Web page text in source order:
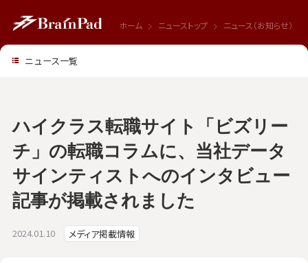
ホーム ニューストップ ニュース（お知らせ）
2024.01.10 メディア掲載情報
ハイクラス転職サイト「ビズリー
チ」の転職コラムに、当社データ
サインティストへのインタビュー
記事が掲載されました
ニュース一覧